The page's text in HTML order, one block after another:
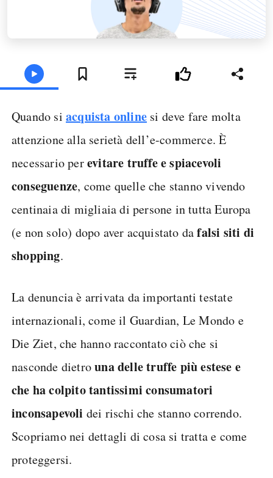
Quando si acquista online si deve fare molta
attenzione alla serietà dell’e-commerce. È
necessario perevitare truffe e spiacevoli
conseguenze, come quelle che stanno vivendo
centinaia di migliaia di persone in tutta Europa
(e non solo) dopo aver acquistato dafalsi siti di
shopping.
La denuncia è arrivata da importanti testate
internazionali, come il Guardian, Le Mondo e
Die Ziet, che hanno raccontato ciò che si
nasconde dietrouna delle truffe più estese e
che ha colpito tantissimi consumatori
inconsapevoli dei rischi che stanno correndo.
Scopriamo nei dettagli di cosa si tratta e come
proteggersi.